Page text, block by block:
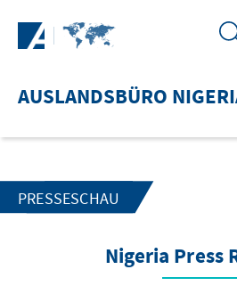
AUSLANDSBÜRO
PRESSESCHAU
Nigeria Press